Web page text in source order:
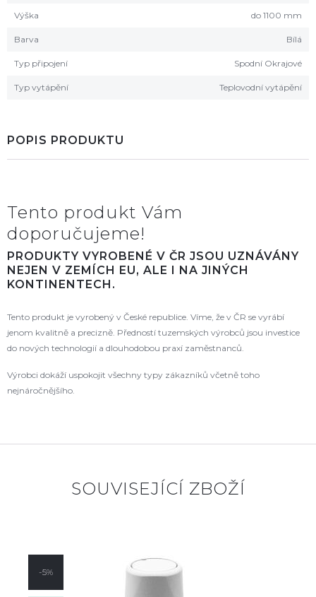
Výška do 1100 mm
Barva Bílá
Typ připojení Spodní Okrajové
Typ vytápění Teplovodní vytápění
POPIS PRODUKTU
Tento produkt Vám
doporučujeme!
PRODUKTY VYROBENÉ V ČR JSOU UZNÁVÁNY
NEJEN V ZEMÍCH EU, ALE I NA JINÝCH
KONTINENTECH.
Tento produkt je vyrobený v České republice. Víme, že v ČR se vyrábí
jenom kvalitně a precizně. Předností tuzemských výrobců jsou investice
do nových technologií a dlouhodobou praxí zaměstnanců.
Výrobci dokáží uspokojit všechny typy zákazníků včetně toho
nejnáročnějšího.
SOUVISEJÍCÍ ZBOŽÍ
-5%